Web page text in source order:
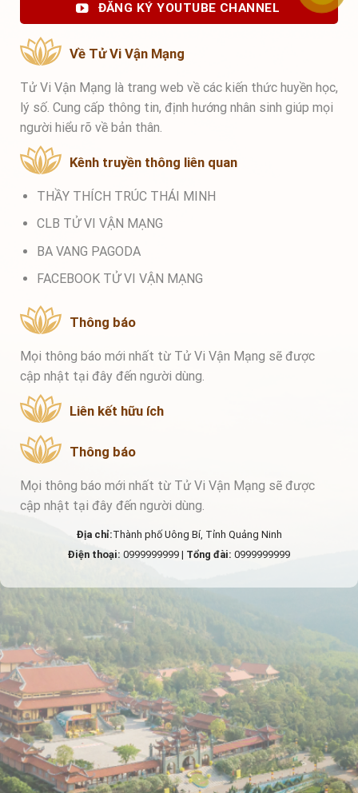
ĐĂNG KÝ YOUTUBE CHANNEL
Về Tử Vi Vận Mạng
Tử Vi Vận Mạng là trang web về các kiến thức huyền học,
lý số. Cung cấp thông tin, định hướng nhân sinh giúp mọi
người hiểu rõ về bản thân.
Kênh truyền thông liên quan
THẦY THÍCH TRÚC THÁI MINH
CLB TỬ VI VẬN MẠNG
BA VANG PAGODA
FACEBOOK TỬ VI VẬN MẠNG
Thông báo
Mọi thông báo mới nhất từ Tử Vi Vận Mạng sẽ được
cập nhật tại đây đến người dùng.
Liên kết hữu ích
Thông báo
Mọi thông báo mới nhất từ Tử Vi Vận Mạng sẽ được
cập nhật tại đây đến người dùng.
Địa chỉ:Thành phố Uông Bí, Tỉnh Quảng Ninh
Điện thoại: 0999999999 | Tổng đài: 0999999999